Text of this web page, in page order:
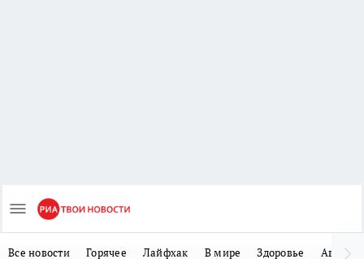
Все новости Горячее Лайфхак В мире Здоровье Авто